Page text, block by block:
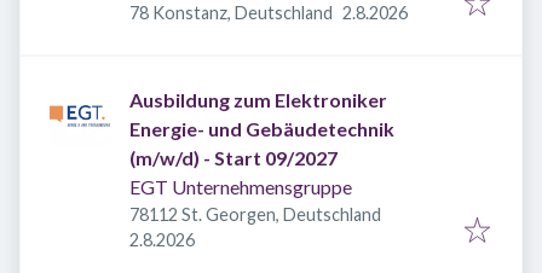
78 Konstanz, Deutschland Veröffentlicht
2.8.2026
Ausbildung zum Elektroniker
Energie- und Gebäudetechnik
(m/w/d) - Start 09/2027
EGT Unternehmensgruppe
78112 St. Georgen, Deutschland
Veröffentlicht
2.8.2026